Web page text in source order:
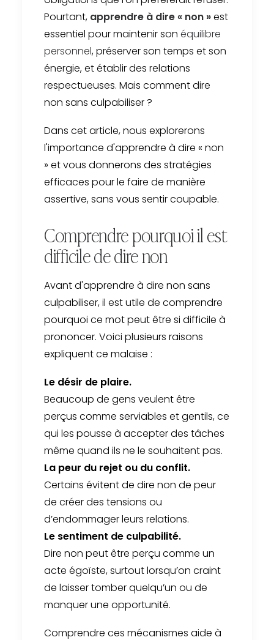
Pourtant, apprendre à dire « non »est
essentiel pour maintenir son équilibre
personnel, préserver son temps et son
énergie, et établir des relations
respectueuses. Mais comment dire
non sans culpabiliser ?
Dans cet article, nous explorerons
l'importance d'apprendre à dire « non
» et vous donnerons des stratégies
efficaces pour le faire de manière
assertive, sans vous sentir coupable.
Comprendre pourquoi il est
difficile de dire non
Avant d'apprendre à dire non sans
culpabiliser, il est utile de comprendre
pourquoi ce mot peut être si difficile à
prononcer. Voici plusieurs raisons
expliquent ce malaise :
Le désir de plaire.
Beaucoup de gens veulent être
perçus comme serviables et gentils, ce
qui les pousse à accepter des tâches
même quand ils ne le souhaitent pas.
La peur du rejet ou du conflit.
Certains évitent de dire non de peur
de créer des tensions ou
d’endommager leurs relations.
Le sentiment de culpabilité.
Dire non peut être perçu comme un
acte égoïste, surtout lorsqu’on craint
de laisser tomber quelqu’un ou de
manquer une opportunité.
Comprendre ces mécanismes aide à